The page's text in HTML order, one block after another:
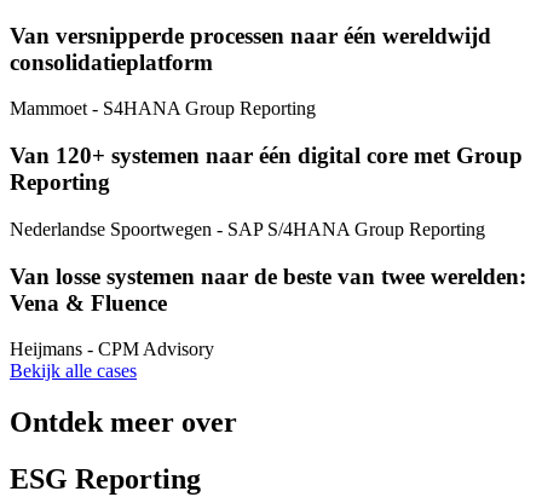
Van versnipperde processen naar één wereldwijd
consolidatieplatform
Mammoet - S4HANA Group Reporting
Van 120+ systemen naar één digital core met Group
Reporting
Nederlandse Spoortwegen - SAP S/4HANA Group Reporting
Van losse systemen naar de beste van twee werelden:
Vena & Fluence
Heijmans - CPM Advisory
Bekijk alle cases
Ontdek meer over
ESG Reporting